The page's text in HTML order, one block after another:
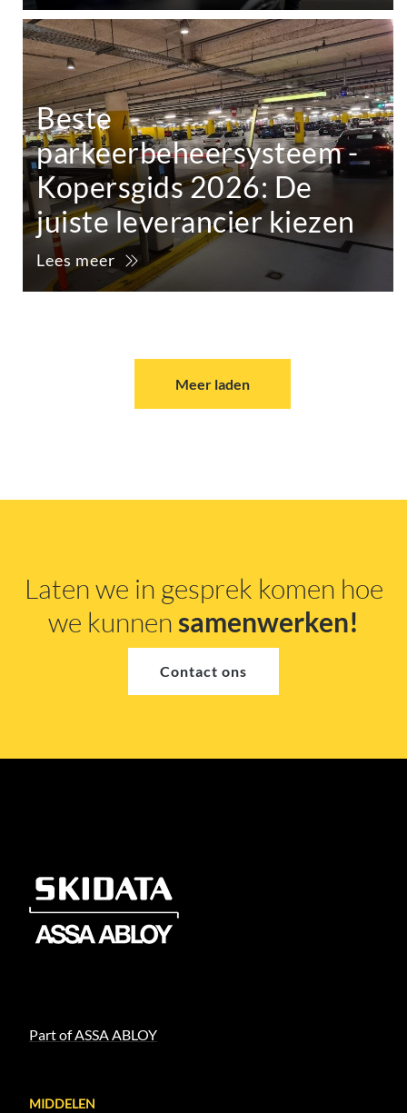
Beste
parkeerbeheersysteem -
Kopersgids 2026: De
juiste leverancier kiezen
Lees meer
Meer laden
Laten we in gesprek komen hoe
we kunnensamenwerken!
Contact ons
Part of ASSA ABLOY
MIDDELEN